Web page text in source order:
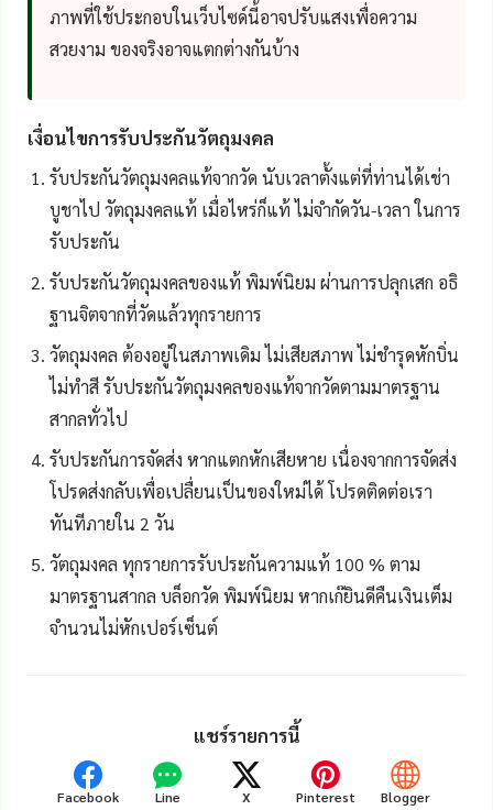
ภาพที่ใช้ประกอบในเว็บไซด์นี้อาจปรับแสงเพื่อความ
สวยงาม ของจริงอาจแตกต่างกันบ้าง
เงื่อนไขการรับประกันวัตถุมงคล
รับประกันวัตถุมงคลแท้จากวัด นับเวลาตั้งแต่ที่ท่านได้เช่า
บูชาไป วัตถุมงคลแท้ เมื่อไหร่ก็แท้ ไม่จำกัดวัน-เวลา ในการ
รับประกัน
รับประกันวัตถุมงคลของแท้ พิมพ์นิยม ผ่านการปลุกเสก อธิ
ฐานจิตจากที่วัดแล้วทุกรายการ
วัตถุมงคล ต้องอยู่ในสภาพเดิม ไม่เสียสภาพ ไม่ชำรุดหักบิ่น
ไม่ทำสี รับประกันวัตถุมงคลของแท้จากวัดตามมาตรฐาน
สากลทั่วไป
รับประกันการจัดส่ง หากแตกหักเสียหาย เนื่องจากการจัดส่ง
โปรดส่งกลับเพื่อเปลื่ยนเป็นของใหม่ได้ โปรดติดต่อเรา
ทันทีภายใน 2 วัน
วัตถุมงคล ทุกรายการรับประกันความแท้ 100 % ตาม
มาตรฐานสากล บล็อกวัด พิมพ์นิยม หากเก๊ยินดีคืนเงินเต็ม
จำนวนไม่หักเปอร์เซ็นต์
แชร์รายการนี้
Facebook Line X Pinterest Blogger